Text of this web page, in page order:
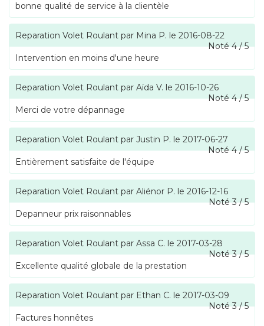
bonne qualité de service à la clientèle
Reparation Volet Roulant par Mina P. le 2016-08-22
Noté4/5
Intervention en moins d'une heure
Reparation Volet Roulant par Aïda V. le 2016-10-26
Noté4/5
Merci de votre dépannage
Reparation Volet Roulant par Justin P. le 2017-06-27
Noté4/5
Entièrement satisfaite de l'équipe
Reparation Volet Roulant par Aliénor P. le 2016-12-16
Noté3/5
Depanneur prix raisonnables
Reparation Volet Roulant par Assa C. le 2017-03-28
Noté3/5
Excellente qualité globale de la prestation
Reparation Volet Roulant par Ethan C. le 2017-03-09
Noté3/5
Factures honnêtes